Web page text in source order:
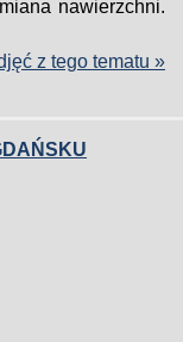
nawierzchni.
z tego tematu »